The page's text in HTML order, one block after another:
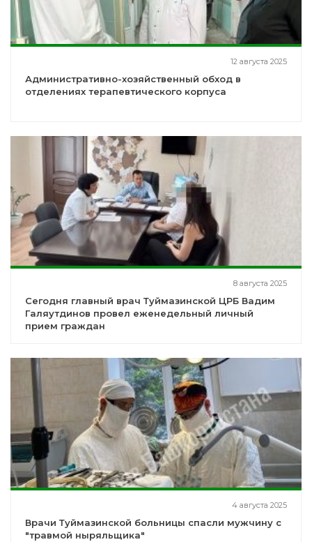
12 августа 2025
Административно-хозяйственный обход в
отделениях терапевтического корпуса
8 августа 2025
Сегодня главный врач Туймазинской ЦРБ Вадим
Галяутдинов провел еженедельный личный
прием граждан
4 августа 2025
Врачи Туймазинской больницы спасли мужчину с
"травмой ныряльщика"